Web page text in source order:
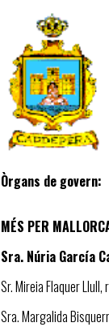
Òrgans de govern:
MÉS PER
Sra. Núria García
Sr. Mireia Flaquer Llull,
Sra. Margalida